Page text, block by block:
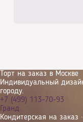
Торт на заказ в Москве
Индивидуальный
городу.
+7 (499) 113-70-93
Гранд
Кондитерская на заказ